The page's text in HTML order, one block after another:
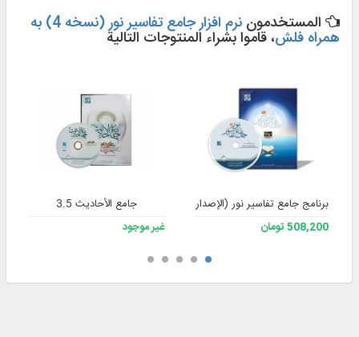
المستخدمون نرم افزار جامع تفاسیر نور (نسخه 4) به
همراه فلش، قاموا بشراء المنتوجات التالية
برنامج جامع تفاسير نور (الإصدار 4)
508,200 تومان
جامع الأحاديث 3.5
غير موجود